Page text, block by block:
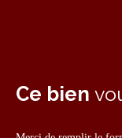
Ce bien